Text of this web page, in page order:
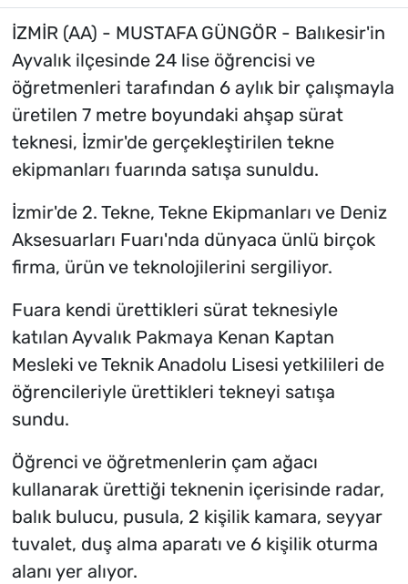
İZMİR (AA) - MUSTAFA GÜNGÖR - Balıkesir'in
Ayvalık ilçesinde 24 lise öğrencisi ve
öğretmenleri tarafından 6 aylık bir çalışmayla
üretilen 7 metre boyundaki ahşap sürat
teknesi, İzmir'de gerçekleştirilen tekne
ekipmanları fuarında satışa sunuldu.
İzmir'de 2. Tekne, Tekne Ekipmanları ve Deniz
Aksesuarları Fuarı'nda dünyaca ünlü birçok
firma, ürün ve teknolojilerini sergiliyor.
Fuara kendi ürettikleri sürat teknesiyle
katılan Ayvalık Pakmaya Kenan Kaptan
Mesleki ve Teknik Anadolu Lisesi yetkilileri de
öğrencileriyle ürettikleri tekneyi satışa
sundu.
Öğrenci ve öğretmenlerin çam ağacı
kullanarak ürettiği teknenin içerisinde radar,
balık bulucu, pusula, 2 kişilik kamara, seyyar
tuvalet, duş alma aparatı ve 6 kişilik oturma
alanı yer alıyor.